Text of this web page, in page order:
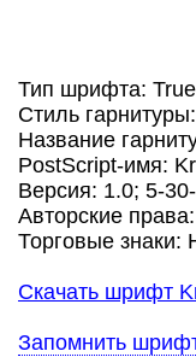
Тип шрифта:
Стиль
Название
PostScript-имя:
Версия: 1.0; 5-
Авторские
Торговые знаки:
Скачать шрифт
Запомнить